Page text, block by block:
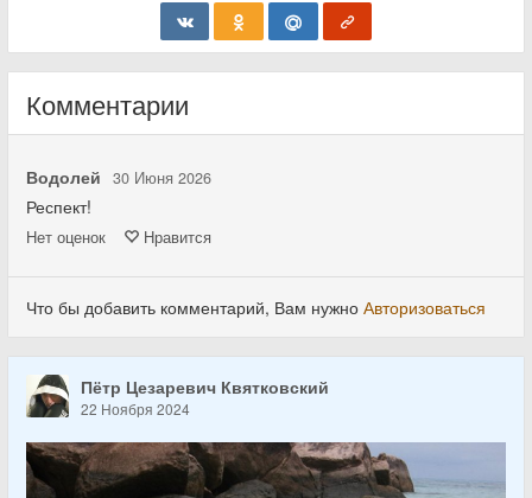
Комментарии
Водолей 30 Июня 2026
Респект!
Нет оценок Нравится
Что бы добавить комментарий, Вам нужно Авторизоваться
Пётр Цезаревич Квятковский
22 Ноября 2024